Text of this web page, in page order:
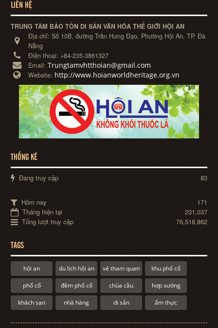
LIÊN HỆ
TRUNG TÂM BẢO TỒN DI SẢN VĂN HÓA THẾ GIỚI HỘI AN
Địa chỉ:Số 10B, đường Trần Hưng Đạo, Phường Hội An, TP. Đà
Nẵng
Điện thoại: +84-235-3861327
Email:Trungtamvhtthoian@gmail.com
Website: http://www.hoianworldheritage.org.vn
THỐNG KÊ
Đang truy cập 83
Hôm nay
171
Tháng hiện tại
231,037
Tổng lượt truy cập
76,518,862
TAGS
hội an du lịch hội an vé tham quan khu phố cổ
phố cổ đêm phố cổ chùa cầu hợp xướng
khách sạn nhà hàng di sản ẩm thực